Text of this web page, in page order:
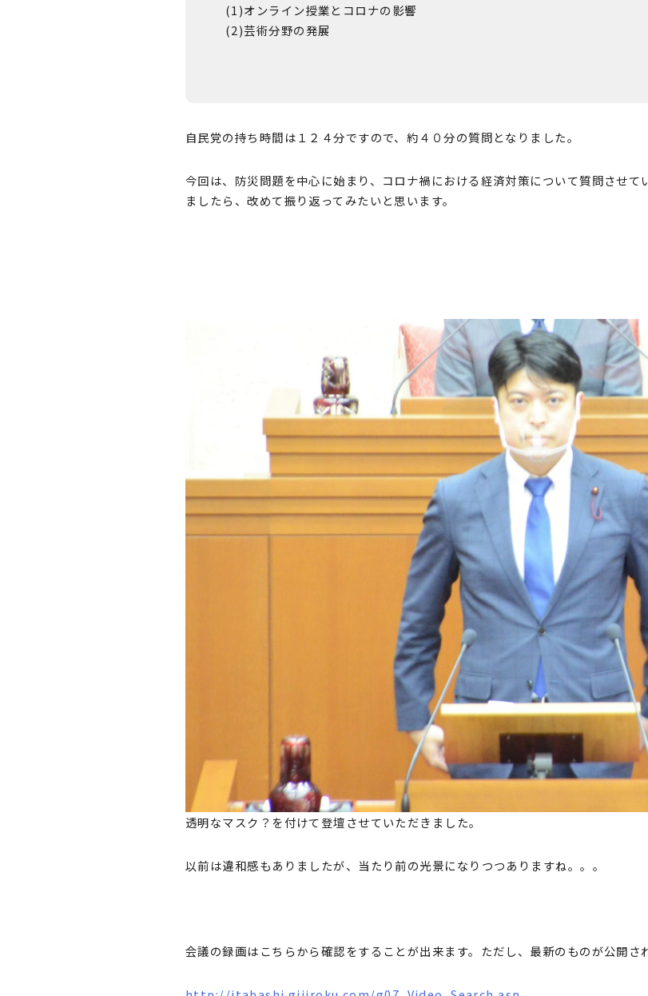
(1)オンライン授業とコロナの影響
(2)芸術分野の発展
自民党の持ち時間は１２４分ですので、約４０分の質問となりました。
今回は、防災問題を中心に始まり、コロナ禍における経済対策について質問させ
ましたら、改めて振り返ってみたいと思います。
透明なマスク？を付けて登壇させていただきました。
以前は違和感もありましたが、当たり前の光景になりつつありますね。。。
会議の録画はこちらから確認をすることが出来ます。ただし、最新のものが公開さ